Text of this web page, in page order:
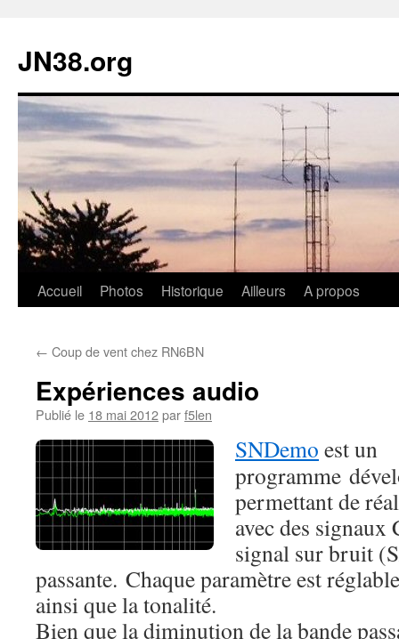
JN38.org
Aller
contenu
Accueil Photos Historique Ailleurs A propos
← Coup de vent chez RN6BN
Expériences audio
Publié le 18 mai 2012parf5len
SNDemo est un
programme
permettant de
avec des
signal sur bruit
passante. Chaque paramètre est
ainsi que la tonalité.
Bien que la diminution de la bande